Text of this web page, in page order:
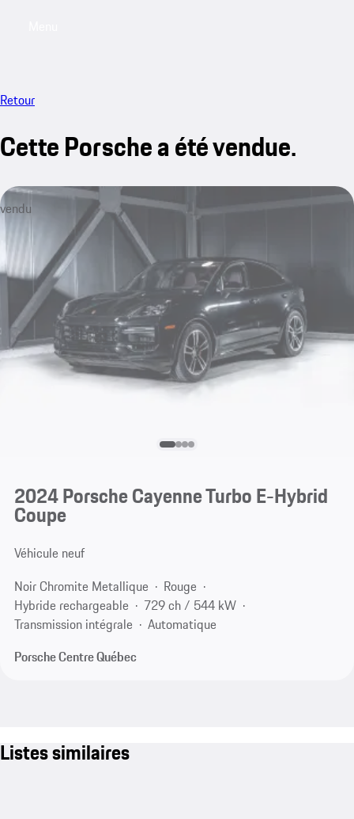
Retour
Cette Porsche a été vendue.
vendu
2024 Porsche Cayenne Turbo E-Hybrid
Coupe
Véhicule neuf
Noir Chromite Metallique
Rouge
Hybride rechargeable
729 ch / 544 kW
Transmission intégrale
Automatique
Porsche Centre Québec
Listes similaires